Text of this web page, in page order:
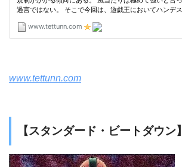
www.tettunn.com
【スタンダード・ビートダウン】